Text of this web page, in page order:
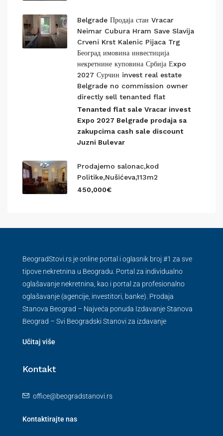
Belgrade Продаја стан Vracar
Neimar Cubura Hram Save Slavija
Crveni Krst Kalenic Pijaca Trg
Београд имовина инвестиција
некретнине куповина Србија Еxpo
2027 Сурчин invest real estate
Belgrade no commission owner
directly sell tenanted flat
Tenanted flat sale Vracar invest
Expo 2027 Belgrade prodaja sa
zakupcima cash sale discount
Juzni Bulevar
Prodajemo salonac,kod
Politike,Nušićeva,113m2
450,000€
BeogradStovi.rs je online portal i oglasnik broj #1 za sve
tipove nekretnina u Beogradu. Portal za individualno
oglašavanje nekretnina, kao i portal za profesionalno
oglašavanje (agencije, investitori, banke). Prodaja
Stanova Beograd – Najveća ponuda Izdavanje Stanova
Beograd – Svi Beogradski Stanovi za izdavanje
Učitaj više
Kontakt
office@beogradstanovi.rs
Kontaktirajte nas